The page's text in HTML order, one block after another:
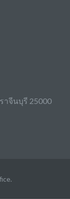
าจีนบุรี 25000